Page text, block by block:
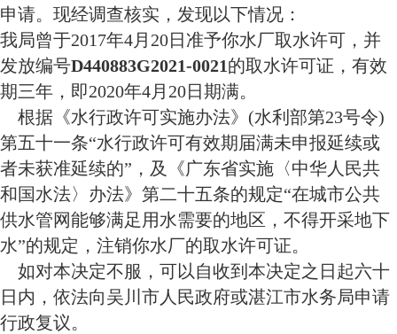
申请。现经调查核实，发现以下情况：
我局曾于2017年4月20日准予你水厂取水许可，并
发放编号D440883G2021-0021的取水许可证，有效
期三年，即2020年4月20日期满。
根据《水行政许可实施办法》(水利部第23号令)
第五十一条“水行政许可有效期届满未申报延续或
者未获准延续的”，及《广东省实施〈中华人民共
和国水法〉办法》第二十五条的规定“在城市公共
供水管网能够满足用水需要的地区，不得开采地下
水”的规定，注销你水厂的取水许可证。
如对本决定不服，可以自收到本决定之日起六十
日内，依法向吴川市人民政府或湛江市水务局申请
行政复议。